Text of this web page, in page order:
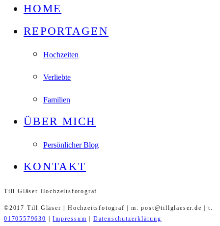
HOME
REPORTAGEN
Hochzeiten
Verliebte
Familien
ÜBER MICH
Persönlicher Blog
KONTAKT
Till Gläser Hochzeitsfotograf
©2017 Till Gläser | Hochzeitsfotograf | m. post@tillglaeser.de | t.
01705579630
|Impressum Datenschutzerklärung